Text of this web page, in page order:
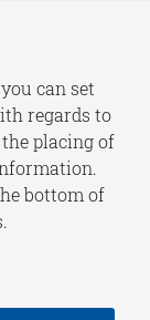
zijn
can set
regards to
placing of
bottom of